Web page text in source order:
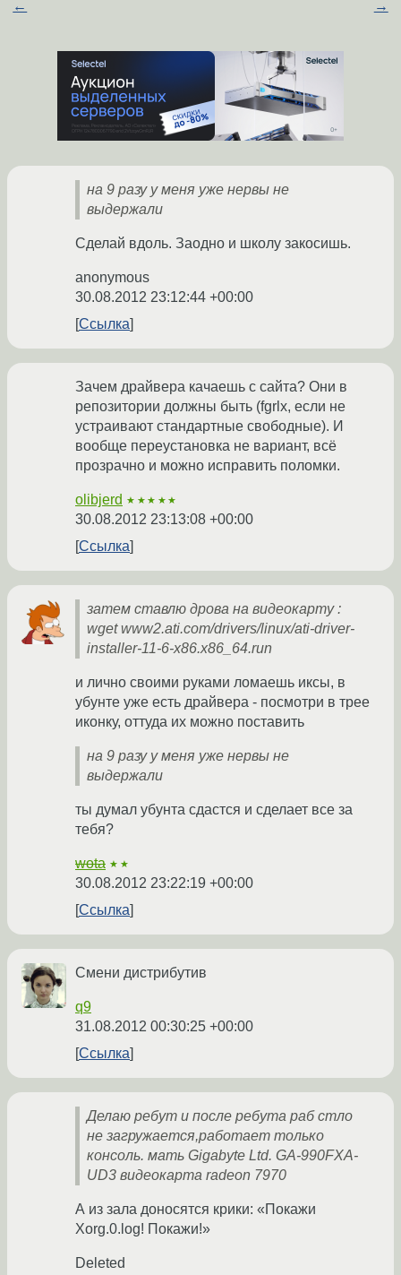
← →
на 9 разу у меня уже нервы не
выдержали
Сделай вдоль. Заодно и школу закосишь.
anonymous
30.08.2012 23:12:44 +00:00
Ссылка
Зачем драйвера качаешь с сайта? Они в
репозитории должны быть (fgrlx, если не
устраивают стандартные свободные). И
вообще переустановка не вариант, всё
прозрачно и можно исправить поломки.
olibjerd ★★★★★
30.08.2012 23:13:08 +00:00
Ссылка
затем ставлю дрова на видеокарту :
wget www2.ati.com/drivers/linux/ati-driver-
installer-11-6-x86.x86_64.run
и лично своими руками ломаешь иксы, в
убунте уже есть драйвера - посмотри в трее
иконку, оттуда их можно поставить
на 9 разу у меня уже нервы не
выдержали
ты думал убунта сдастся и сделает все за
тебя?
wota ★★
30.08.2012 23:22:19 +00:00
Ссылка
Смени дистрибутив
q9
31.08.2012 00:30:25 +00:00
Ссылка
Делаю ребут и после ребута раб стло
не загружается,работает только
консоль. мать Gigabyte Ltd. GA-990FXA-
UD3 видеокарта radeon 7970
А из зала доносятся крики: «Покажи
Xorg.0.log! Покажи!»
Deleted